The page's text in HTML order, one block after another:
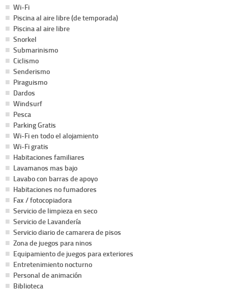
Wi-Fi
Piscina al aire libre (de temporada)
Piscina al aire libre
Snorkel
Submarinismo
Ciclismo
Senderismo
Piraguismo
Dardos
Windsurf
Pesca
Parking Gratis
Wi-Fi en todo el alojamiento
Wi-Fi gratis
Habitaciones familiares
Lavamanos mas bajo
Lavabo con barras de apoyo
Habitaciones no fumadores
Fax / fotocopiadora
Servicio de limpieza en seco
Servicio de Lavandería
Servicio diario de camarera de pisos
Zona de juegos para ninos
Equipamiento de juegos para exteriores
Entretenimiento nocturno
Personal de animación
Biblioteca